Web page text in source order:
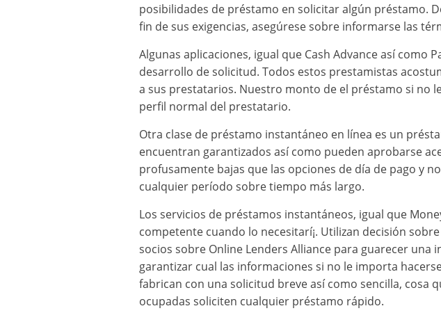
posibilidades de préstamo en solicitar algún préstamo.
fin de sus exigencias, asegúrese sobre informarse las
Algunas aplicaciones, igual que Cash Advance así­ como
desarrollo de solicitud. Todos estos prestamistas
a sus prestatarios. Nuestro monto de el préstamo si no
perfil normal del prestatario.
Otra clase de préstamo instantáneo en línea es un
encuentran garantizados así­ como pueden aprobarse
profusamente bajas que las opciones de día de pago y
cualquier período sobre tiempo más largo.
Los servicios de préstamos instantáneos, igual que
competente cuando lo necesitarí¡. Utilizan decisión
socios sobre Online Lenders Alliance para guarecer
garantizar cual las informaciones si no le importa
fabrican con una solicitud breve así­ como sencilla, cosa
ocupadas soliciten cualquier préstamo rápido.